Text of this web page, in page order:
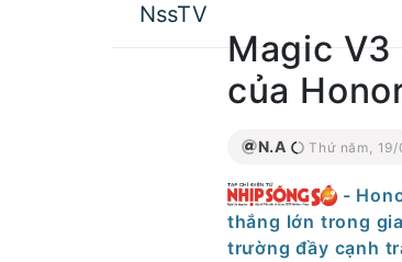
NssTV
Magic
của
N.A Thứ năm,
-
thắng lớn trong
trường đầy cạnh